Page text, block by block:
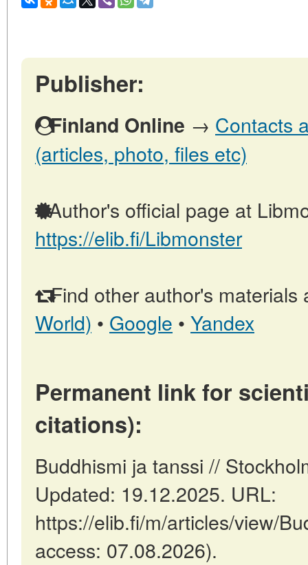
Publisher:
Finland Online → Contacts
(articles, photo, files etc)
Author's official page at
https://elib.fi/Libmonster
Find other author's materials
World) • Google • Yandex
Permanent link for
citations):
Buddhismi ja tanssi //
Updated: 19.12.2025. URL:
https://elib.fi/m/articles/view/
access: 07.08.2026).